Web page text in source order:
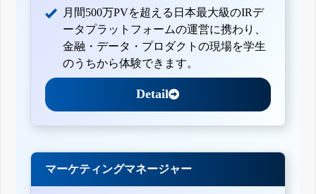
月間500万PVを超える日本最大級のIRデ
ータプラットフォームの運営に携わり、
金融・データ・プロダクトの現場を学生
のうちから体験できます。
Detail
マーケティングマネージャー